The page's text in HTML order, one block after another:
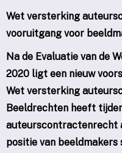
Wet versterking
vooruitgang voor
Na de Evaluatie van de
2020 ligt een nieuw
Wet versterking
Beeldrechten heeft
auteurscontractenrecht
positie van